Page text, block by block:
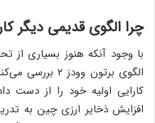
چرا الگوی قدیمی دیگر
با وجود آنکه هنوز بسیاری از
الگوی برتون
افزایش ذخایر ارزی چین به